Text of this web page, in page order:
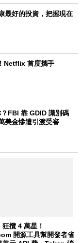
最好的投資，把握現在
Netflix 首度攜手
FBI 靠 GDID 識別碼
美金慘遭引渡受審
攬 4 萬星！
開源工具幫開發者省